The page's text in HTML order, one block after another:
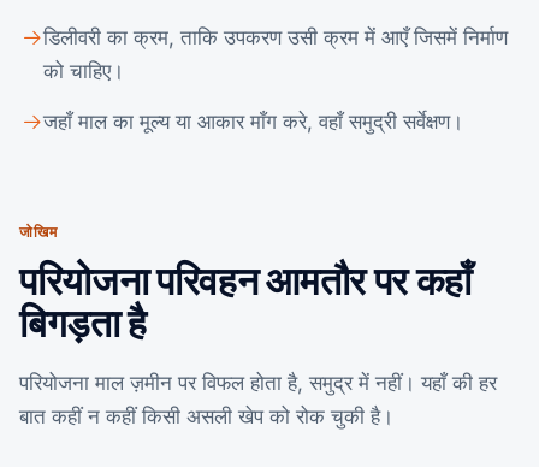
डिलीवरी का क्रम, ताकि उपकरण उसी क्रम में आएँ जिसमें निर्माण
को चाहिए।
जहाँ माल का मूल्य या आकार माँग करे, वहाँ समुद्री सर्वेक्षण।
जोखिम
परियोजना परिवहन आमतौर पर कहाँ
बिगड़ता है
परियोजना माल ज़मीन पर विफल होता है, समुद्र में नहीं। यहाँ की हर
बात कहीं न कहीं किसी असली खेप को रोक चुकी है।